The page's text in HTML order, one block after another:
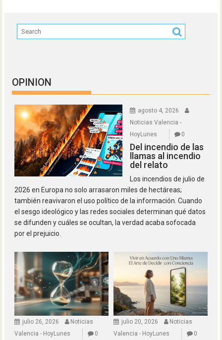
OPINION
agosto 4, 2026
Noticias Valencia -
HoyLunes
0
Del incendio de las
llamas al incendio
del relato
Los incendios de julio de
2026 en Europa no solo arrasaron miles de hectáreas;
también reavivaron el uso político de la información. Cuando
el sesgo ideológico y las redes sociales determinan qué datos
se difunden y cuáles se ocultan, la verdad acaba sofocada
por el prejuicio.
julio 26, 2026
Noticias
Valencia - HoyLunes
0
julio 20, 2026
Noticias
Valencia - HoyLunes
0